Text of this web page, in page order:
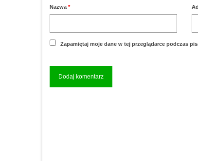
Nazwa *
Zapamiętaj moje dane w tej przeglądarce podczas